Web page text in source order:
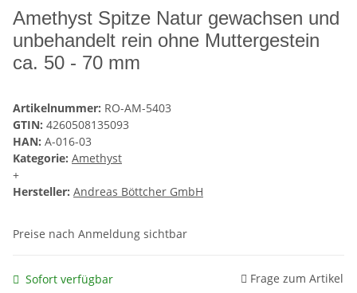
Amethyst Spitze Natur gewachsen und
unbehandelt rein ohne Muttergestein
ca. 50 - 70 mm
Artikelnummer: RO-AM-5403
GTIN: 4260508135093
HAN: A-016-03
Kategorie: Amethyst
+
Hersteller: Andreas Böttcher GmbH
Preise nach Anmeldung sichtbar
Sofort verfügbar Frage zum Artikel